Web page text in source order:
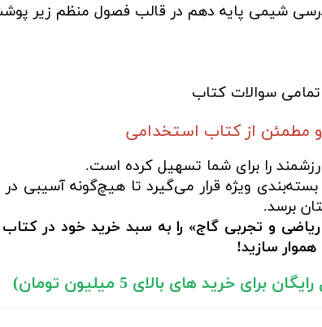
شیمی پایه دهم در قالب فصول منظم زیر
سوالات کتاب
مطمئن از کتاب استخدامی
را برای شما تسهیل کرده است.
ویژه قرار می‌گیرد تا هیچ‌گونه آسیبی
برسد.
و تجربی گاج» را به سبد خرید خود در کتاب
سازید!
برای خرید های بالای 5 میلیون تومان)